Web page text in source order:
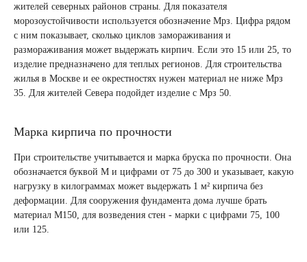
жителей северных районов страны. Для показателя
морозоустойчивости используется обозначение Мрз. Цифра рядом
с ним показывает, сколько циклов замораживания и
размораживания может выдержать кирпич. Если это 15 или 25, то
изделие предназначено для теплых регионов. Для строительства
жилья в Москве и ее окрестностях нужен материал не ниже Мрз
35. Для жителей Севера подойдет изделие с Мрз 50.
Марка кирпича по прочности
При строительстве учитывается и марка бруска по прочности. Она
обозначается буквой М и цифрами от 75 до 300 и указывает, какую
нагрузку в килограммах может выдержать 1 м² кирпича без
деформации. Для сооружения фундамента дома лучше брать
материал М150, для возведения стен - марки с цифрами 75, 100
или 125.